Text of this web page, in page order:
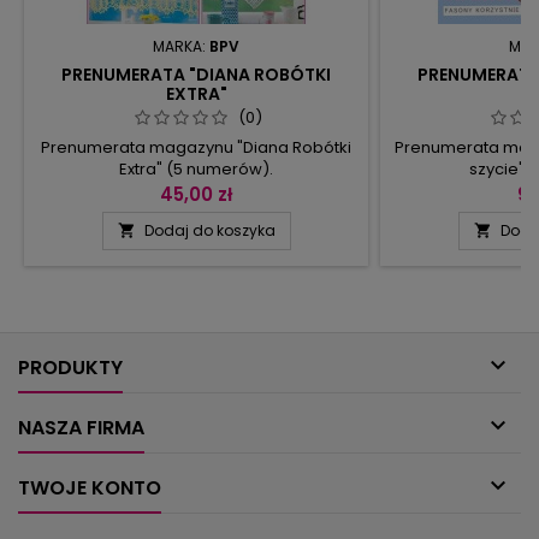
MARKA: BPV
PRENUMERATA "DIANA ROBÓTKI
EXTRA"
(0)
Prenumerata magazynu "Diana Robótki
Extra" (5 numerów).
45,00 zł
 Dodaj do koszyka
Prenumerata
szycie"

PRODUKTY 
NASZA FIRMA 
TWOJE KONTO 